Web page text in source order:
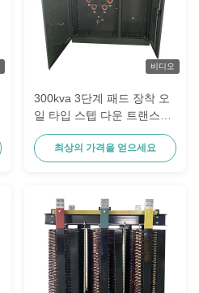
비디오
300kva 3단계 패드 장착 오
일 타입 스텝 다운 트랜스포
머 12470v ~ 208v
최상의 가격을 얻으세요